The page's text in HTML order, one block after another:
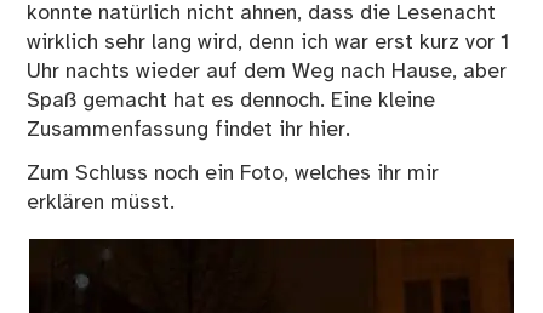
konnte natürlich nicht ahnen, dass die Lesenacht
wirklich sehr lang wird, denn ich war erst kurz vor 1
Uhr nachts wieder auf dem Weg nach Hause, aber
Spaß gemacht hat es dennoch. Eine kleine
Zusammenfassung findet ihr hier.
Zum Schluss noch ein Foto, welches ihr mir
erklären müsst.